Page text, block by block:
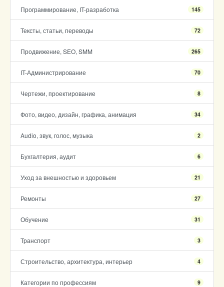
Программирование, IT-разработка 145
Тексты, статьи, переводы 72
Продвижение, SEO, SMM 265
IT-Администрирование 70
Чертежи, проектирование 8
Фото, видео, дизайн, графика, анимация 34
Audio, звук, голос, музыка 2
Бухгалтерия, аудит 6
Уход за внешностью и здоровьем 21
Ремонты 27
Обучение 31
Транспорт 3
Строительство, архитектура, интерьер 4
Категории по профессиям 9